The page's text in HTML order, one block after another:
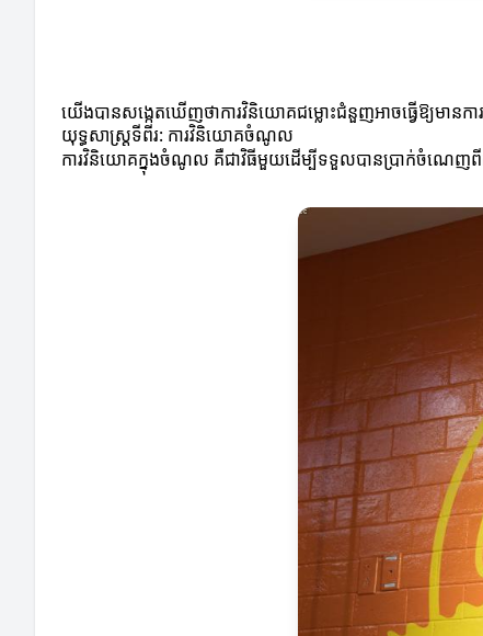
យើងបានសង្កេតឃើញថាការវិនិយោគជម្លោះជំនួញអាចធ្វើឱ្យមានក
យុទ្ធសាស្ត្រទីពីរ: ការវិនិយោគចំណូល
ការវិនិយោគក្នុងចំណូល គឺជាវិធីមួយដើម្បីទទួលបានប្រាក់ចំណេញពី